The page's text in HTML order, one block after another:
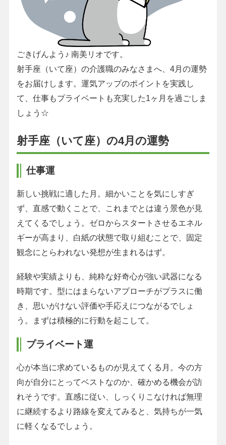
ごきげんよう♪ 南美リオです。
射手座（いて座）の介護職のみなさまへ、4月の運勢
をお届けします。運気アップのポイントを実践し
て、仕事もプライベートも充実した1ヶ月を過ごしま
しょう☆
射手座（いて座）の4月の運勢
仕事運
新しい挑戦に適した月。細かいことを気にしすぎ
ず、直感で動くことで、これまでとは違う景色が見
えてくるでしょう。ゼロからスタートさせるエネル
ギーが高まり、白紙の状態で取り組むことで、固定
観念にとらわれない発想が生まれるはず。
経験や実績よりも、純粋な好奇心が強い武器になる
時期です。型にはまらないアプローチがプラスに働
き、思いがけない評価や手応えにつながるでしょ
う。まずは積極的に行動を起こして。
プライベート運
心が本当に求めているものが見えてくる月。今の方
向が自分にとってベストなのか、確かめる機会が訪
れそうです。直感に従い、しっくりこなければ無理
に継続するより路線を変えてみると、気持ちが一気
に軽くなるでしょう。